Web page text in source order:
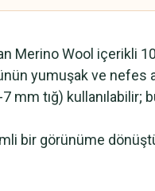
Merino Wool içerikli
yumuşak ve nefes
mm tığ)
bir görünüme